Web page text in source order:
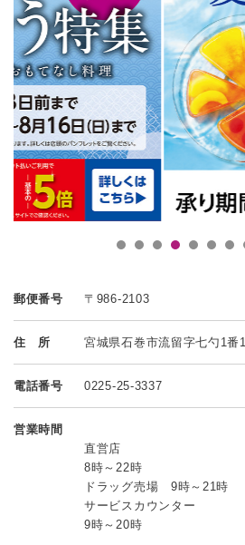
郵便番号 〒986-2103
住 所 宮城県石巻市流留字七勺1番1
電話番号 0225-25-3337
営業時間
直営店
8時～22時
ドラッグ売場 9時～21時
サービスカウンター
9時～20時